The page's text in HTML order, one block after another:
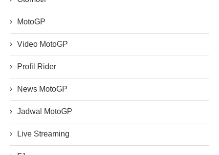
MotoGP
Video MotoGP
Profil Rider
News MotoGP
Jadwal MotoGP
Live Streaming